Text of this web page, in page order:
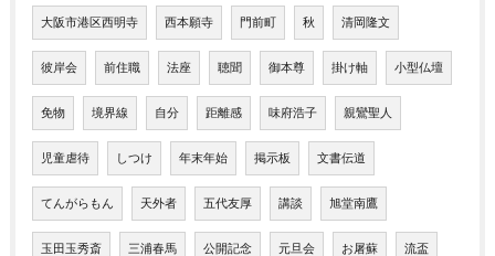
大阪市港区西明寺 西本願寺 門前町 秋 清岡隆文
彼岸会 前住職 法座 聴聞 御本尊 掛け軸 小型仏壇
免物 境界線 自分 距離感 味府浩子 親鸞聖人
児童虐待 しつけ 年末年始 掲示板 文書伝道
てんがらもん 天外者 五代友厚 講談 旭堂南鷹
玉田玉秀斎 三浦春馬 公開記念 元旦会 お屠蘇 流盃